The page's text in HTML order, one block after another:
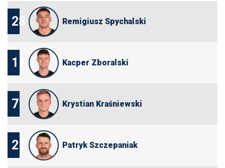
28 Remigiusz Spychalski
11 Kacper Zboralski
7 Krystian Kraśniewski
21 Patryk Szczepaniak